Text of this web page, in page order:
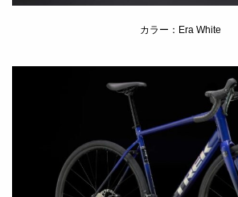
カラー：Era White